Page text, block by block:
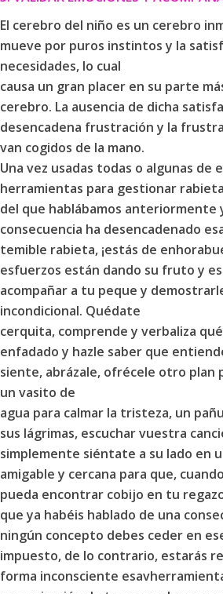
El cerebro del niño es un cerebro
mueve por puros instintos y la
necesidades, lo cual
causa un gran placer en su parte
cerebro. La ausencia de dicha
desencadena frustración y la
van cogidos de la mano.
Una vez usadas todas o algunas de
herramientas para gestionar
del que hablábamos anteriormente
consecuencia ha desencadenado
temible rabieta, ¡estás de
esfuerzos están dando su fruto y
acompañar a tu peque y
incondicional. Quédate
cerquita, comprende y verbaliza
enfadado y hazle saber que
siente, abrázale, ofrécele otro plan
un vasito de
agua para calmar la tristeza, un
sus lágrimas, escuchar vuestra
simplemente siéntate a su lado en
amigable y cercana para que,
pueda encontrar cobijo en tu
que ya habéis hablado de una
ningún concepto debes ceder en
impuesto, de lo contrario, estarás
forma inconsciente